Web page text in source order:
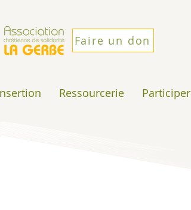
Faire un don
Ressourcerie Participer